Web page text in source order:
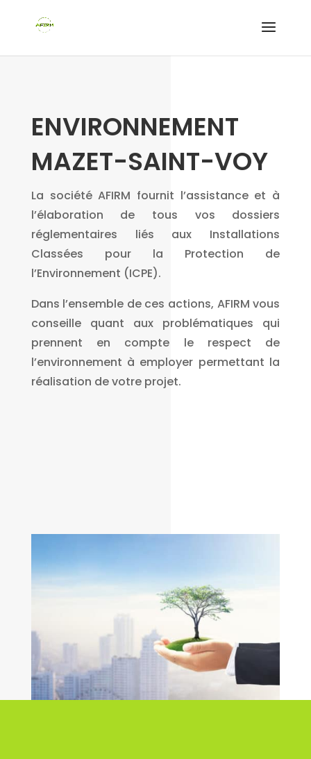
ENVIRONNEMENT
MAZET-SAINT-VOY
La société AFIRM fournit l’assistance et à
l’élaboration de tous vos dossiers
réglementaires liés aux Installations
Classées pour la Protection de
l’Environnement (ICPE).
Dans l’ensemble de ces actions, AFIRM vous
conseille quant aux problématiques qui
prennent en compte le respect de
l’environnement à employer permettant la
réalisation de votre projet.